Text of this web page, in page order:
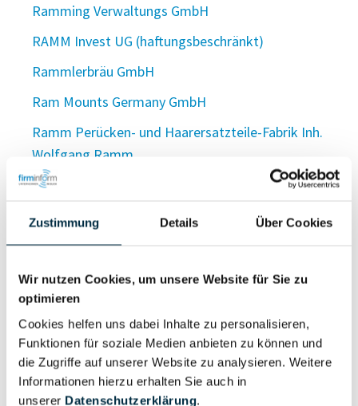
Zustimmung Details Über Cookies
Wir nutzen Cookies, um unsere Website für Sie zu
optimieren
Cookies helfen uns dabei Inhalte zu personalisieren,
Funktionen für soziale Medien anbieten zu können und
die Zugriffe auf unserer Website zu analysieren. Weitere
Informationen hierzu erhalten Sie auch in
unserer Datenschutzerklärung.
Ramming Verwaltungs GmbH
RAMM Invest UG (haftungsbeschränkt)
Rammlerbräu GmbH
Ram Mounts Germany GmbH
Ramm Perücken- und Haarersatzteile-Fabrik Inh.
Wolfgang Ramm
Ramm & Piorr GmbH
RAM MPP GmbH & Co. KG
Ramm Sanitär- und Heizungsbau GmbH
Ramms-Bau UG (haftungsbeschränkt)
Ramms OHG
Rammstein Konzert GmbH
Rammstein Merchandising oHG
Ramms Verwaltungs GmbH